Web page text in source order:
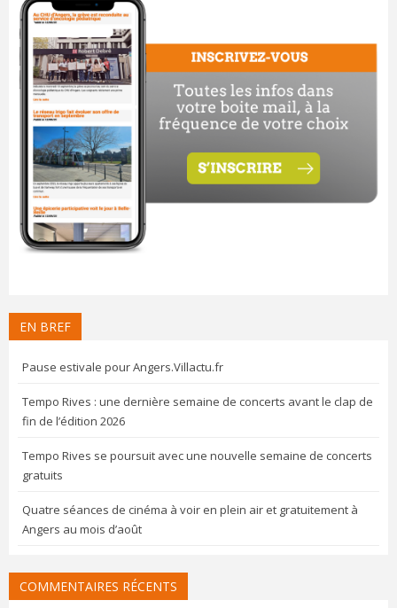
EN BREF
Pause estivale pour Angers.Villactu.fr
Tempo Rives : une dernière semaine de concerts avant le clap de
fin de l’édition 2026
Tempo Rives se poursuit avec une nouvelle semaine de concerts
gratuits
Quatre séances de cinéma à voir en plein air et gratuitement à
Angers au mois d’août
COMMENTAIRES RÉCENTS